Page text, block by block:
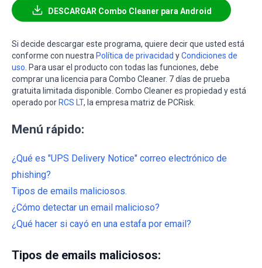
DESCARGAR Combo Cleaner para Android
Si decide descargar este programa, quiere decir que usted está
conforme con nuestra Política de privacidad yCondiciones de
uso . Para usar el producto con todas las funciones, debe
comprar una licencia para Combo Cleaner. 7 días de prueba
gratuita limitada disponible. Combo Cleaner es propiedad y está
operado por RCS LT, la empresa matriz de PCRisk.
Menú rápido:
¿Qué es "UPS Delivery Notice" correo electrónico de
phishing?
Tipos de emails maliciosos.
¿Cómo detectar un email malicioso?
¿Qué hacer si cayó en una estafa por email?
Tipos de emails maliciosos: